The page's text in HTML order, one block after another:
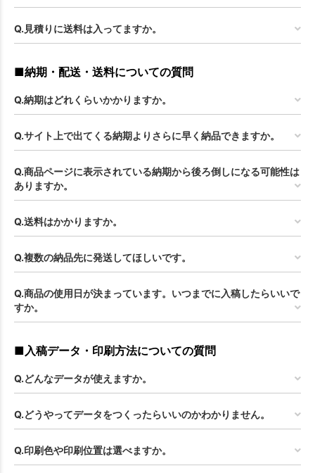
Q.見積りに送料は入ってますか。
■納期・配送・送料についての質問
Q.納期はどれくらいかかりますか。
Q.サイト上で出てくる納期よりさらに早く納品できますか。
Q.商品ページに表示されている納期から後ろ倒しになる可能性は
ありますか。
Q.送料はかかりますか。
Q.複数の納品先に発送してほしいです。
Q.商品の使用日が決まっています。いつまでに入稿したらいいで
すか。
■入稿データ・印刷方法についての質問
Q.どんなデータが使えますか。
Q.どうやってデータをつくったらいいのかわかりません。
Q.印刷色や印刷位置は選べますか。